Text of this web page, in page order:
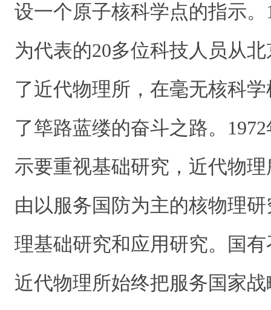
设一个原子核科学点的指示
为代表的20多位科技人员从
了近代物理所，在毫无核科
了筚路蓝缕的奋斗之路。
示要重视基础研究，近代物
由以服务国防为主的核物理
理基础研究和应用研究。国
近代物理所始终把服务国家